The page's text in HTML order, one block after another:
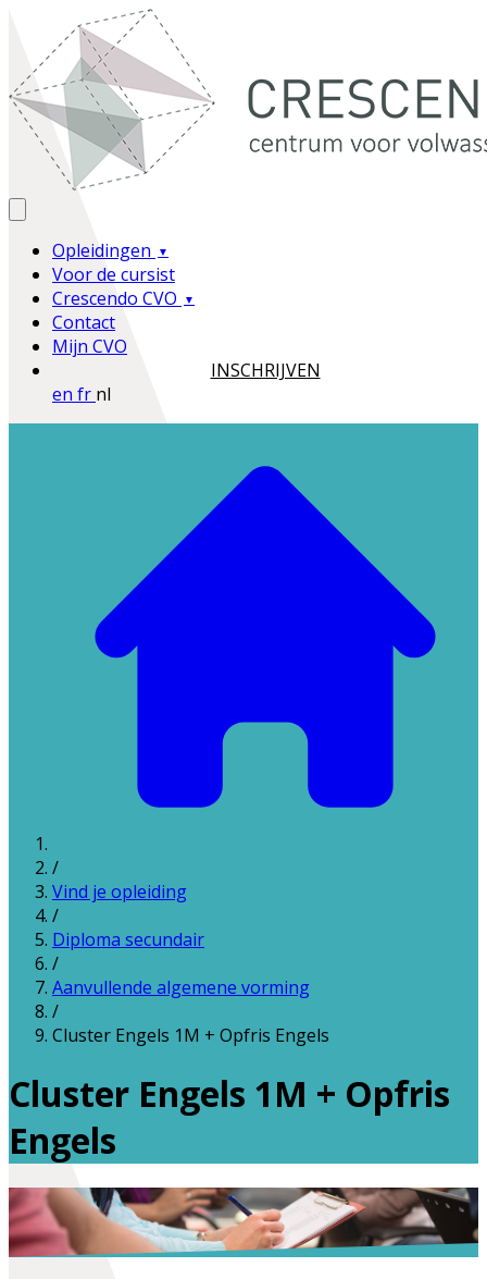
Opleidingen
Voor de cursist
Crescendo CVO
Contact
Mijn CVO
INSCHRIJVEN
en fr nl
/
Vind je opleiding
/
Diploma secundair
/
Aanvullende algemene vorming
/
Cluster Engels 1M + Opfris Engels
Cluster Engels 1M + Opfris
Engels